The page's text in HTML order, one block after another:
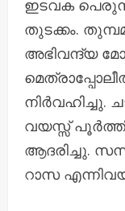
ഇടവക
തുടക്കം.
അഭിവന്ദ്യ
നിർവഹിച്ചു.
വയസ്സ്
ആദരിച്ചു.
റാസ